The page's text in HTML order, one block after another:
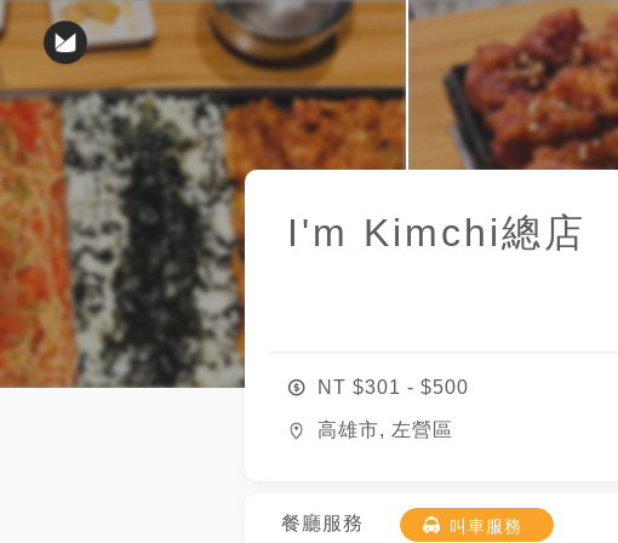
I'm Kimchi總店
NT $301 - $500
高雄市, 左營區
餐廳服務 叫車服務